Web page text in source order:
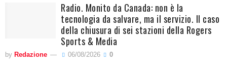
Radio. Monito da Canada: non è la
tecnologia da salvare, ma il servizio. Il caso
della chiusura di sei stazioni della Rogers
Sports & Media
by Redazione 06/08/2026 0